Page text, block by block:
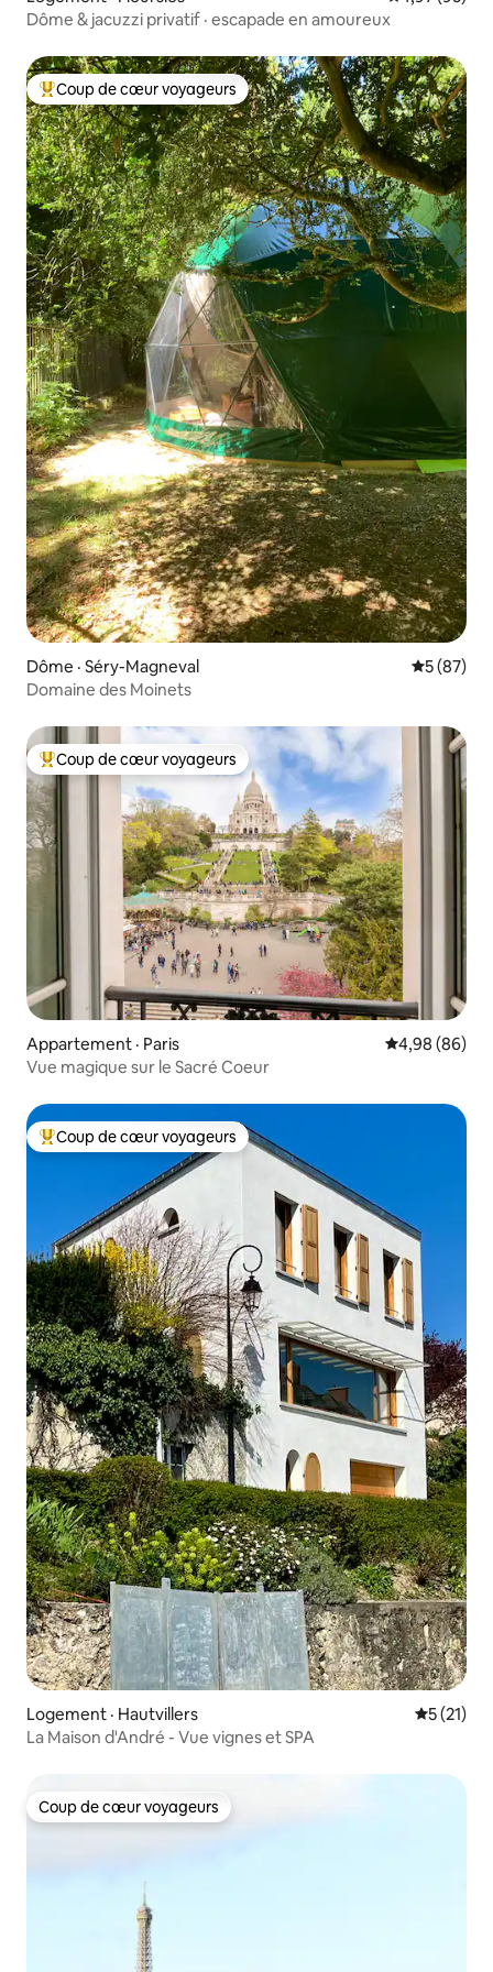
Dôme & jacuzzi privatif · escapade en amoureux
Coup de cœur voyageurs parmi les plus aimés
Coup de cœur voyageurs
Dôme · Séry-Magneval Note
5 (87)
Domaine des Moinets
Coup de cœur voyageurs parmi les plus aimés
Coup de cœur voyageurs
Appartement · Paris Note
4,98 (86)
Vue magique sur le Sacré Coeur
Coup de cœur voyageurs parmi les plus aimés
Coup de cœur voyageurs
Logement · Hautvillers Note
5 (21)
La Maison d'André - Vue vignes et SPA
Coup de cœur voyageurs
Coup de cœur voyageurs